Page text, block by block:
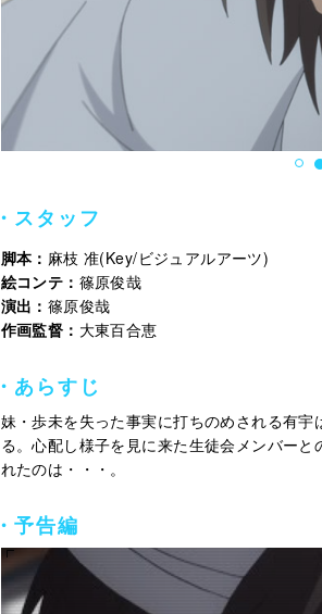
・スタッフ
脚本： 麻枝 准(Key/ビジュアルアーツ)
絵コンテ： 篠原俊哉
演出： 篠原俊哉
作画監督： 大東百合恵
・あらすじ
妹・歩未を失った事実に打ちのめされる有
る。心配し様子を見に来た生徒会メンバー
れたのは・・・。
・予告編